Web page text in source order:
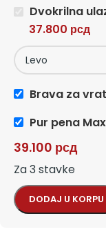
Dvokrilna
37.800 рсд
Brava za
Pur pena
39.100 рсд
Za 3 stavke
DODAJ U KORPU